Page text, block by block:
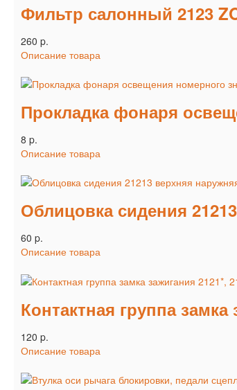
Фильтр салонный 2123
260 p.
Описание товара
Прокладка фонаря
8 p.
Описание товара
Облицовка сидения
60 p.
Описание товара
Контактная группа замка
120 p.
Описание товара